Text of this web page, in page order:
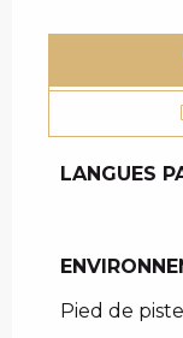
LANGUES
LANGUES
Pied de piste